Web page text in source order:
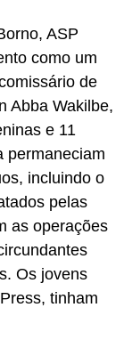
ASP
como um
de
Abba Wakilbe,
e 11
permaneciam
incluindo o
pelas
as operações
Os jovens
tinham